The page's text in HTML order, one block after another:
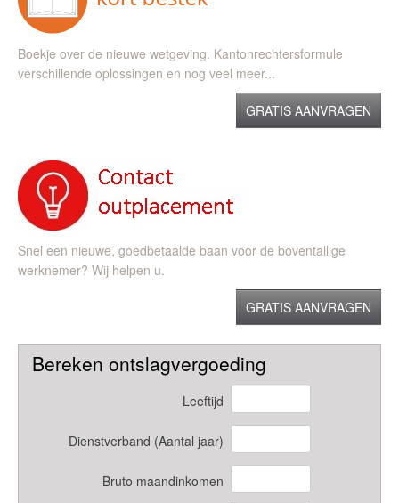
Boekje over de nieuwe wetgeving. Kantonrechtersformule
verschillende oplossingen en nog veel meer...
GRATIS AANVRAGEN
Snel een nieuwe, goedbetaalde baan voor de boventallige
werknemer? Wij helpen u.
GRATIS AANVRAGEN
Bereken ontslagvergoeding
Leeftijd
Dienstverband (Aantal jaar)
Bruto maandinkomen